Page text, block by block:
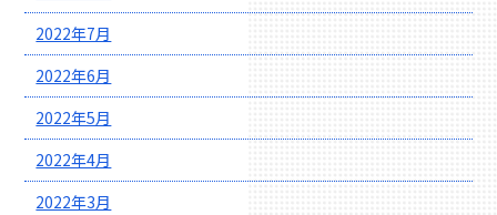
2022年7月
2022年6月
2022年5月
2022年4月
2022年3月